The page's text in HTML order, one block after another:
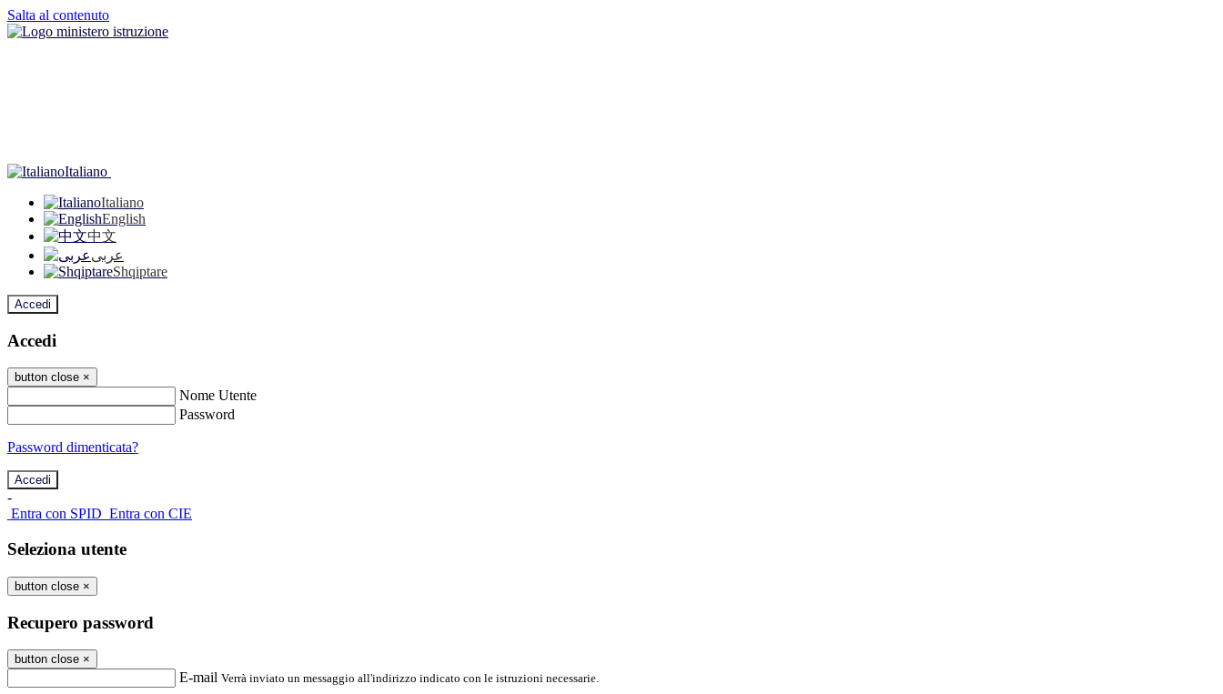
Salta al contenuto
Italiano
Italiano
English
中文
عربى
Shqiptare
Accedi
Accedi
button close ×
Nome Utente
Password
Password dimenticata?
-
Entra con SPID Entra con CIE
Seleziona utente
button close ×
Recupero password
button close ×
E-mail Verrà inviato un messaggio all'indirizzo indicato con le istruzioni necessarie.